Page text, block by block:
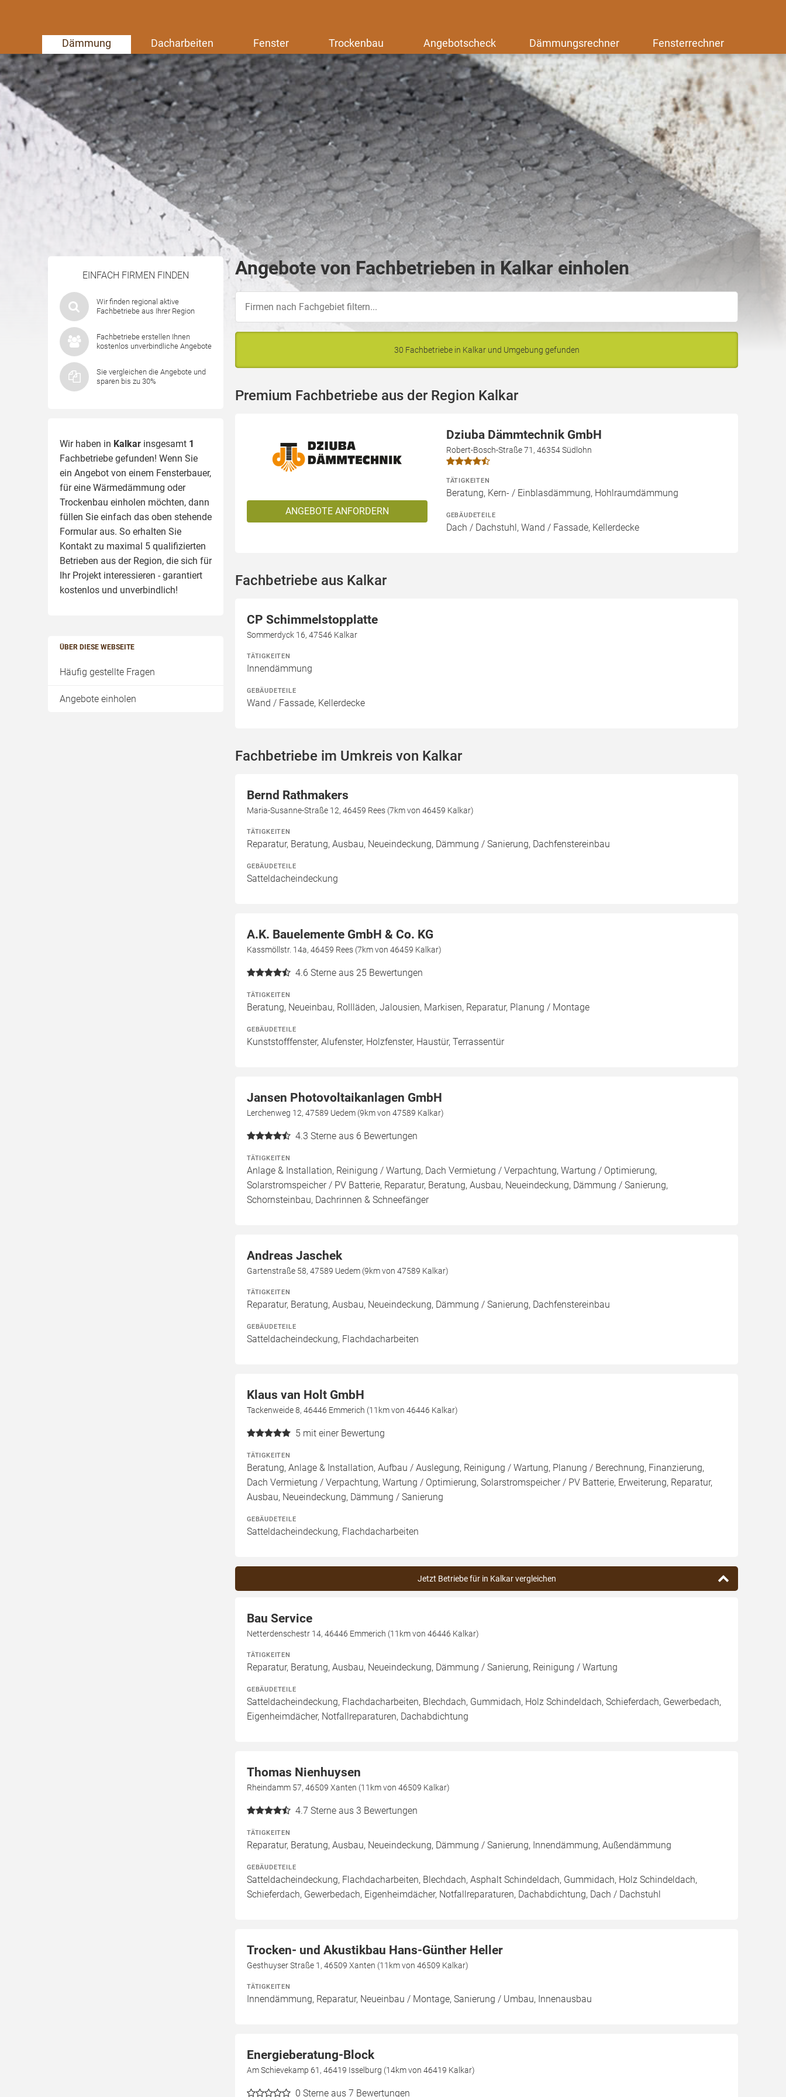
Dämmung Dacharbeiten Fenster Trockenbau Angebotscheck Dämmungsrechner Fensterrechner
EINFACH FIRMEN FINDEN
Wir finden regional aktive
Fachbetriebe aus Ihrer Region
Fachbetriebe erstellen Ihnen
kostenlos unverbindliche Angebote
Sie vergleichen die Angebote und
sparen bis zu 30%
Wir haben in Kalkar insgesamt 1
Fachbetriebe gefunden! Wenn Sie
ein Angebot von einem Fensterbauer,
für eine Wärmedämmung oder
Trockenbau einholen möchten, dann
füllen Sie einfach das oben stehende
Formular aus. So erhalten Sie
Kontakt zu maximal 5 qualifizierten
Betrieben aus der Region, die sich für
Ihr Projekt interessieren - garantiert
kostenlos und unverbindlich!
ÜBER DIESE WEBSEITE
Häufig gestellte Fragen
Angebote einholen
Angebote von Fachbetrieben in Kalkar einholen
30 Fachbetriebe in Kalkar und Umgebung gefunden
Premium Fachbetriebe aus der Region Kalkar
ANGEBOTE ANFORDERN
Dziuba Dämmtechnik GmbH
Robert-Bosch-Straße 71, 46354 Südlohn
TÄTIGKEITEN
Beratung, Kern- / Einblasdämmung, Hohlraumdämmung
GEBÄUDETEILE
Dach / Dachstuhl, Wand / Fassade, Kellerdecke
Fachbetriebe aus Kalkar
CP Schimmelstopplatte
Sommerdyck 16, 47546 Kalkar
TÄTIGKEITEN
Innendämmung
GEBÄUDETEILE
Wand / Fassade, Kellerdecke
Fachbetriebe im Umkreis von Kalkar
Bernd Rathmakers
Maria-Susanne-Straße 12, 46459 Rees (7km von 46459 Kalkar)
TÄTIGKEITEN
Reparatur, Beratung, Ausbau, Neueindeckung, Dämmung / Sanierung, Dachfenstereinbau
GEBÄUDETEILE
Satteldacheindeckung
A.K. Bauelemente GmbH & Co. KG
Kassmöllstr. 14a, 46459 Rees (7km von 46459 Kalkar)
4.6 Sterne aus 25 Bewertungen
TÄTIGKEITEN
Beratung, Neueinbau, Rollläden, Jalousien, Markisen, Reparatur, Planung / Montage
GEBÄUDETEILE
Kunststofffenster, Alufenster, Holzfenster, Haustür, Terrassentür
Jansen Photovoltaikanlagen GmbH
Lerchenweg 12, 47589 Uedem (9km von 47589 Kalkar)
4.3 Sterne aus 6 Bewertungen
TÄTIGKEITEN
Anlage & Installation, Reinigung / Wartung, Dach Vermietung / Verpachtung, Wartung / Optimierung,
Solarstromspeicher / PV Batterie, Reparatur, Beratung, Ausbau, Neueindeckung, Dämmung / Sanierung,
Schornsteinbau, Dachrinnen & Schneefänger
Andreas Jaschek
Gartenstraße 58, 47589 Uedem (9km von 47589 Kalkar)
TÄTIGKEITEN
Reparatur, Beratung, Ausbau, Neueindeckung, Dämmung / Sanierung, Dachfenstereinbau
GEBÄUDETEILE
Satteldacheindeckung, Flachdacharbeiten
Klaus van Holt GmbH
Tackenweide 8, 46446 Emmerich (11km von 46446 Kalkar)
5 mit einer Bewertung
TÄTIGKEITEN
Beratung, Anlage & Installation, Aufbau / Auslegung, Reinigung / Wartung, Planung / Berechnung, Finanzierung,
Dach Vermietung / Verpachtung, Wartung / Optimierung, Solarstromspeicher / PV Batterie, Erweiterung, Reparatur,
Ausbau, Neueindeckung, Dämmung / Sanierung
GEBÄUDETEILE
Satteldacheindeckung, Flachdacharbeiten
Jetzt Betriebe für in Kalkar vergleichen
Bau Service
Netterdenschestr 14, 46446 Emmerich (11km von 46446 Kalkar)
TÄTIGKEITEN
Reparatur, Beratung, Ausbau, Neueindeckung, Dämmung / Sanierung, Reinigung / Wartung
GEBÄUDETEILE
Satteldacheindeckung, Flachdacharbeiten, Blechdach, Gummidach, Holz Schindeldach, Schieferdach, Gewerbedach,
Eigenheimdächer, Notfallreparaturen, Dachabdichtung
Thomas Nienhuysen
Rheindamm 57, 46509 Xanten (11km von 46509 Kalkar)
4.7 Sterne aus 3 Bewertungen
TÄTIGKEITEN
Reparatur, Beratung, Ausbau, Neueindeckung, Dämmung / Sanierung, Innendämmung, Außendämmung
GEBÄUDETEILE
Satteldacheindeckung, Flachdacharbeiten, Blechdach, Asphalt Schindeldach, Gummidach, Holz Schindeldach,
Schieferdach, Gewerbedach, Eigenheimdächer, Notfallreparaturen, Dachabdichtung, Dach / Dachstuhl
Trocken- und Akustikbau Hans-Günther Heller
Gesthuyser Straße 1, 46509 Xanten (11km von 46509 Kalkar)
TÄTIGKEITEN
Innendämmung, Reparatur, Neueinbau / Montage, Sanierung / Umbau, Innenausbau
Energieberatung-Block
Am Schievekamp 61, 46419 Isselburg (14km von 46419 Kalkar)
0 Sterne aus 7 Bewertungen